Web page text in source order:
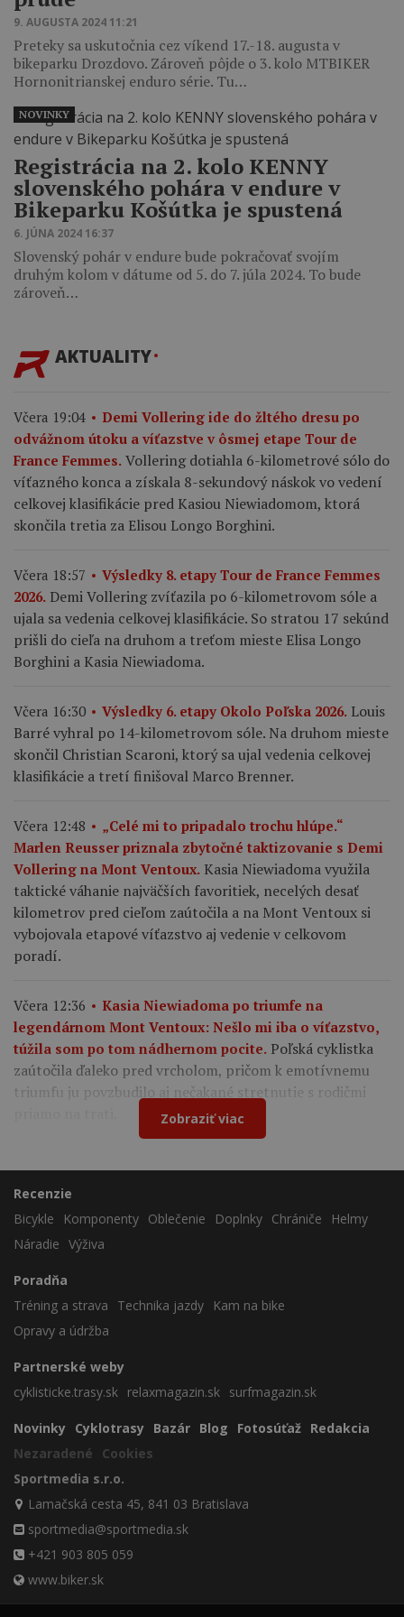
9. AUGUSTA 2024 11:21
Preteky sa uskutočnia cez víkend 17.-18. augusta v
bikeparku Drozdovo. Zároveň pôjde o 3. kolo MTBIKER
Hornonitrianskej enduro série. Tu…
Registrácia na 2. kolo KENNY
slovenského pohára v endure v
Bikeparku Košútka je spustená
6. JÚNA 2024 16:37
Slovenský pohár v endure bude pokračovať svojím
druhým kolom v dátume od 5. do 7. júla 2024. To bude
zároveň…
NOVINKY
AKTUALITY
Včera 19:04
Demi Vollering ide do žltého dresu po
odvážnom útoku a víťazstve v ôsmej etape Tour de
France Femmes. Vollering dotiahla 6-kilometrové sólo do
víťazného konca a získala 8-sekundový náskok vo vedení
celkovej klasifikácie pred Kasiou Niewiadomom, ktorá
skončila tretia za Elisou Longo Borghini.
Včera 18:57
Výsledky 8. etapy Tour de France Femmes
2026. Demi Vollering zvíťazila po 6-kilometrovom sóle a
ujala sa vedenia celkovej klasifikácie. So stratou 17 sekúnd
prišli do cieľa na druhom a treťom mieste Elisa Longo
Borghini a Kasia Niewiadoma.
Včera 16:30 Výsledky 6. etapy Okolo Poľska 2026. Louis
Barré vyhral po 14-kilometrovom sóle. Na druhom mieste
skončil Christian Scaroni, ktorý sa ujal vedenia celkovej
klasifikácie a tretí finišoval Marco Brenner.
Včera 12:48
„Celé mi to pripadalo trochu hlúpe.“
Marlen Reusser priznala zbytočné taktizovanie s Demi
Vollering na Mont Ventoux. Kasia Niewiadoma využila
taktické váhanie najväčších favoritiek, necelých desať
kilometrov pred cieľom zaútočila a na Mont Ventoux si
vybojovala etapové víťazstvo aj vedenie v celkovom
poradí.
Včera 12:36
Kasia Niewiadoma po triumfe na
legendárnom Mont Ventoux: Nešlo mi iba o víťazstvo,
túžila som po tom nádhernom pocite. Poľská cyklistka
zaútočila ďaleko pred vrcholom, pričom k emotívnemu
triumfu ju povzbudilo aj nečakané stretnutie s rodičmi
Zobraziť viac
Recenzie
Bicykle
Komponenty Oblečenie Doplnky Chrániče
Helmy
Náradie Výživa
Poradňa
Tréning a strava
Technika jazdy
Kam na bike
Opravy a údržba
Partnerské weby
cyklisticke.trasy.sk relaxmagazin.sk surfmagazin.sk
Novinky Cyklotrasy Bazár Blog Fotosúťaž Redakcia
Nezaradené
Cookies
Sportmedia s.r.o.
Lamačská cesta 45, 841 03 Bratislava
sportmedia@sportmedia.sk
+421 903 805 059
www.biker.sk